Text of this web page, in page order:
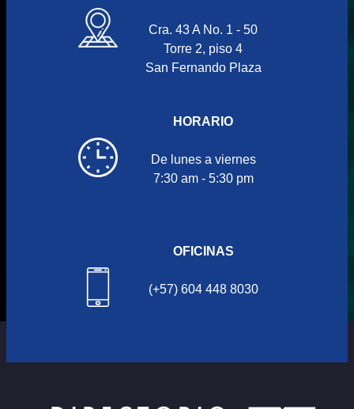
Cra. 43 A No. 1 - 50
Torre 2, piso 4
San Fernando Plaza
HORARIO
De lunes a viernes
7:30 am - 5:30 pm
OFICINAS
(+57) 604 448 8030